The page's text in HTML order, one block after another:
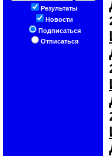
Результаты
Новости
Подписаться
Отписаться